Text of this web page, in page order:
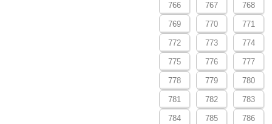
766 767 768
769 770 771
772 773 774
775 776 777
778 779 780
781 782 783
784 785 786